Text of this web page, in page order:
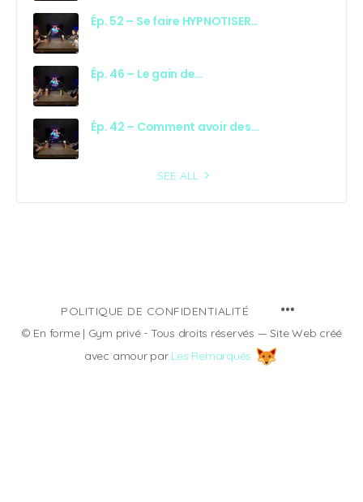
Ép. 52 – Se faire HYPNOTISER…
Ép. 46 – Le gain de…
Ép. 42 – Comment avoir des…
SEE ALL
POLITIQUE DE CONFIDENTIALITÉ
© En forme | Gym privé - Tous droits réservés — Site Web créé
avec amour par Les Remarqués